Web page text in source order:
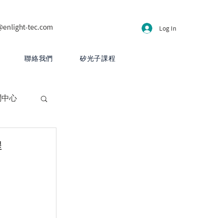
tec.com Log In
聯絡我們 矽光子課程
心